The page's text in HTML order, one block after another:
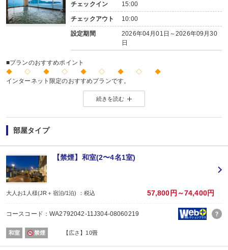
チェックイン 15:00
チェックアウト 10:00
設定期間
2026年04月01日～2026年09月30
日
■プランのおすすめポイント
◆ ◇ ◆ ◇ ◆ ◇ ◆ ◇ ◆
インターネット限定のおすすめプランです。
※店頭・電話・メールでのお問合せや申込みは出来ません。
◆ ◇ ◆ ◇ ◆ ◇ ◆ ◇ ◆
【お楽しみメニュー】
・姉妹館「景勝館 漣亭」との湯めぐりをお楽しみいただけます。
・エステを10％割引でご利用いただけます。
■夕食
場所:
その他（ダイニング）
内容:
味覚会席
場所:
その他（ダイニング）
内容:
ビュッフェ又は和朝食 ※お選びいただけません。
続きを読む
部屋タイプ
【禁煙】和室(2〜4名1室)
大人お1人様(JR＋宿泊/1泊) ：税込 57,800円～74,400円
コースコード：WA2792042-11J304-08060219
和室 禁煙 【広さ】10畳